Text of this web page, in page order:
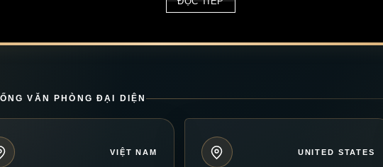
VĂN PHÒNG ĐẠI DIỆN
VIỆT NAM UNITED STATES